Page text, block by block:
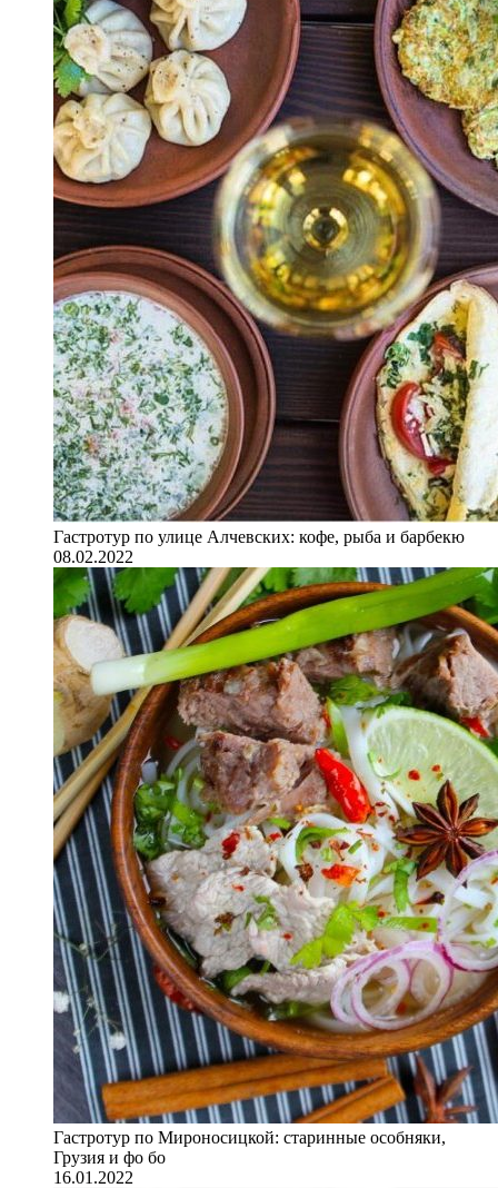
Гастротур по улице Алчевских: кофе, рыба и барбекю
08.02.2022
Гастротур по Мироносицкой: старинные особняки,
Грузия и фо бо
16.01.2022